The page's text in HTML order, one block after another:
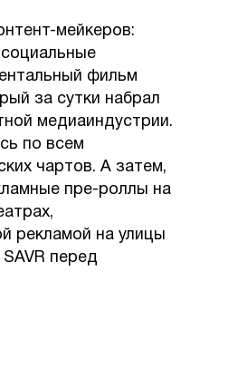
мейкеров:
фильм
за сутки набрал
медиаиндустрии.
по всем
чартов. А затем,
пре-роллы на
рекламой на улицы
перед